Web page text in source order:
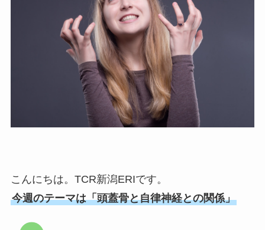
こんにちは。TCR新潟ERIです。
今週のテーマは「頭蓋骨と自律神経との関係」